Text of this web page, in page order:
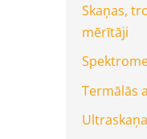
Skaņas,
mērītāji
Termālās